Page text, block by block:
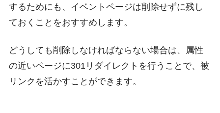
するためにも、イベントページは削除せずに残し
ておくことをおすすめします。
どうしても削除しなければならない場合は、属性
の近いページに301リダイレクトを行うことで、被
リンクを活かすことができます。